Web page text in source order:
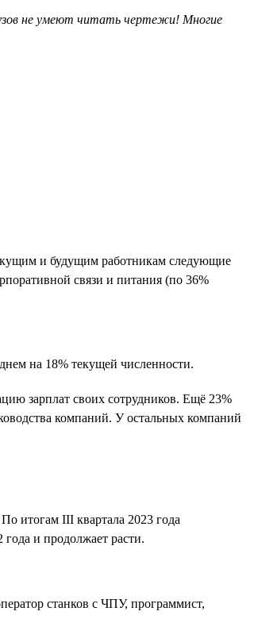
не умеют читать чертежи! Многие
и будущим работникам следующие
связи и питания (по 36%
на 18% текущей численности.
зарплат своих сотрудников. Ещё 23%
компаний. У остальных компаний
итогам III квартала 2023 года
и продолжает расти.
станков с ЧПУ, программист,